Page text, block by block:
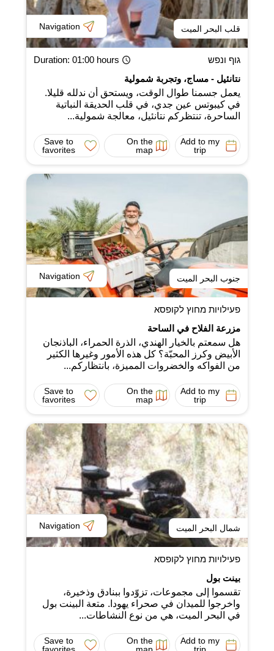
قلب البحر الميت Navigation
גוף ונפש Duration: 01:00 hours
نتانئيل - مساج، وتجربة شمولية
يعمل جسمنا طوال الوقت، ويستحق أن ندلله قليلا.
في كيبوتس عين جدي، في قلب الحديقة النباتية
الساحرة، تنتظركم نتانئيل، معالجة شمولية...
Add to my
trip
On the
map
Save to
favorites
جنوب البحر الميت Navigation
פעילויות מחוץ לקופסא
مزرعة الفلاح في الساحة
هل سمعتم بالخيار الهندي، الذرة الحمراء، الباذنجان
الأبيض وكرز المحبّة؟ كل هذه الأمور وغيرها الكثير
من الفواكه والخضروات المميزة، بانتظاركم...
Add to my
trip
On the
map
Save to
favorites
شمال البحر الميت Navigation
פעילויות מחוץ לקופסא
بينت بول
تقسموا إلى مجموعات، تزوّدوا ببنادق وذخيرة،
واخرجوا للميدان في صحراء يهودا. متعة البينت بول
في البحر الميت، هي من نوع النشاطات...
Add to my
trip
On the
map
Save to
favorites